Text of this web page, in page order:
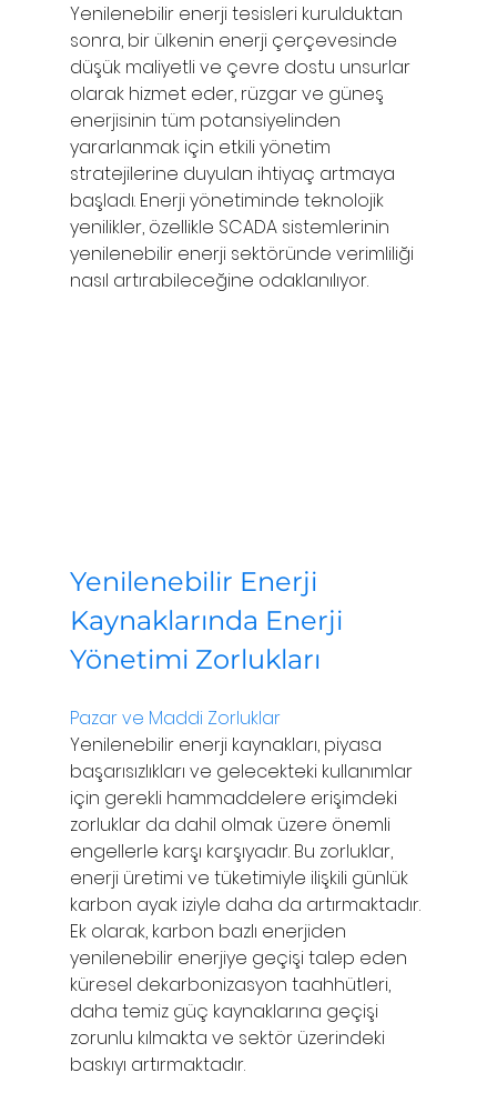
Yenilenebilir enerji tesisleri kurulduktan
sonra, bir ülkenin enerji çerçevesinde
düşük maliyetli ve çevre dostu unsurlar
olarak hizmet eder, rüzgar ve güneş
enerjisinin tüm potansiyelinden
yararlanmak için etkili yönetim
stratejilerine duyulan ihtiyaç artmaya
başladı. Enerji yönetiminde teknolojik
yenilikler, özellikle SCADA sistemlerinin
yenilenebilir enerji sektöründe verimliliği
nasıl artırabileceğine odaklanılıyor.
Yenilenebilir Enerji
Kaynaklarında Enerji
Yönetimi Zorlukları
Pazar ve Maddi Zorluklar
Yenilenebilir enerji kaynakları, piyasa
başarısızlıkları ve gelecekteki kullanımlar
için gerekli hammaddelere erişimdeki
zorluklar da dahil olmak üzere önemli
engellerle karşı karşıyadır. Bu zorluklar,
enerji üretimi ve tüketimiyle ilişkili günlük
karbon ayak iziyle daha da artırmaktadır.
Ek olarak, karbon bazlı enerjiden
yenilenebilir enerjiye geçişi talep eden
küresel dekarbonizasyon taahhütleri,
daha temiz güç kaynaklarına geçişi
zorunlu kılmakta ve sektör üzerindeki
baskıyı artırmaktadır.